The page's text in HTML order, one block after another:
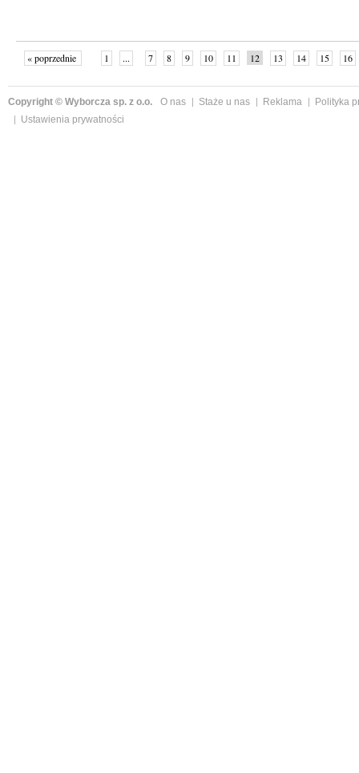
« poprzednie 1 ... 7 8 9 10 11 12 13 14 15 16
Copyright © Wyborcza sp. z o.o. O nas Staże u nas Reklama
Polityka
Ustawienia prywatności